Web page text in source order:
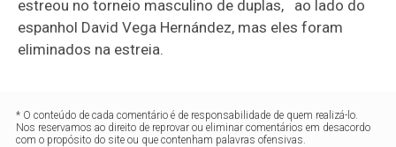
estreou no torneio masculino de duplas, ao lado do
espanhol David Vega Hernández, mas eles foram
eliminados na estreia.
* O conteúdo de cada comentário é de responsabilidade de quem realizá-lo.
Nos reservamos ao direito de reprovar ou eliminar comentários em desacordo
com o propósito do site ou que contenham palavras ofensivas.